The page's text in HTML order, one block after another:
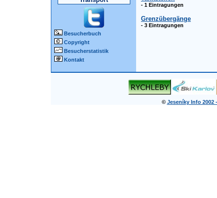
Besucherbuch
Copyright
Besucherstatistik
Kontakt
- 1 Eintragungen
Grenzübergänge
- 3 Eintragungen
© Jeseníky Info 2002